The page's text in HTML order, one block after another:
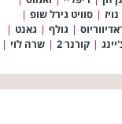
נויז | סוויט גירל שופ |
| גולף | גאנט |
| קורנר 2 | שרה לוי |